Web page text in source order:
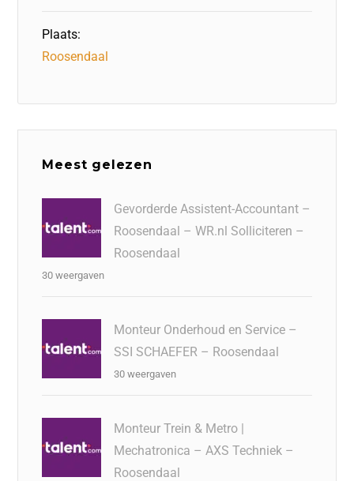
Plaats:
Roosendaal
Meest gelezen
Gevorderde Assistent-Accountant –
Roosendaal – WR.nl Solliciteren –
Roosendaal
30 weergaven
Monteur Onderhoud en Service –
SSI SCHAEFER – Roosendaal
30 weergaven
Monteur Trein & Metro |
Mechatronica – AXS Techniek –
Roosendaal